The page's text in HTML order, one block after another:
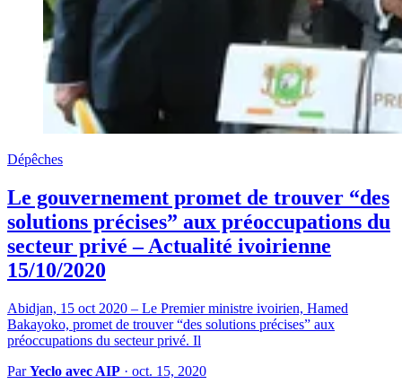
Dépêches
Le gouvernement promet de trouver “des
solutions précises” aux préoccupations du
secteur privé – Actualité ivoirienne
15/10/2020
Abidjan, 15 oct 2020 – Le Premier ministre ivoirien, Hamed
Bakayoko, promet de trouver “des solutions précises” aux
préoccupations du secteur privé. Il
ParYeclo avec AIP · oct. 15, 2020